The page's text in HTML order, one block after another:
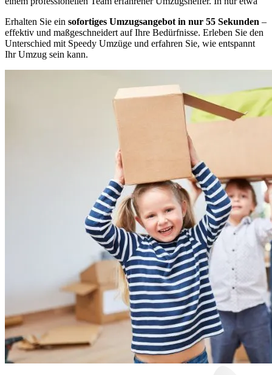
Erhalten Sie ein sofortiges Umzugsangebot in nur 55 Sekunden –
effektiv und maßgeschneidert auf Ihre Bedürfnisse. Erleben Sie den
Unterschied mit Speedy Umzüge und erfahren Sie, wie entspannt
Ihr Umzug sein kann.